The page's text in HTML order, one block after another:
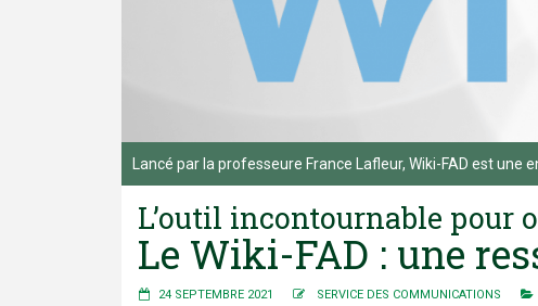
Lancé par la professeure France Lafleur, Wiki-FAD est
L’outil incontournable pour
Le Wiki-FAD : une
24 SEPTEMBRE 2021 SERVICE DES COMMUNICATIONS